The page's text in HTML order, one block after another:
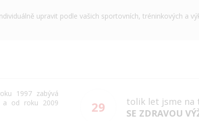
upravit podle vašich sportovních, tréninkových a
1997 zabývá
a od roku 2009
29
tolik let jsme na
SE ZDRAVOU